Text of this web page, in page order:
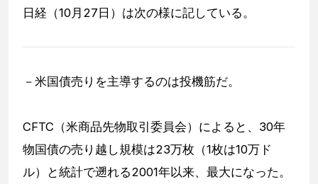
日経（10月27日）は次の様に記している。
－米国債売りを主導するのは投機筋だ。
CFTC（米商品先物取引委員会）によると、30年
物国債の売り越し規模は23万枚（1枚は10万ド
ル）と統計で遡れる2001年以来、最大になった。